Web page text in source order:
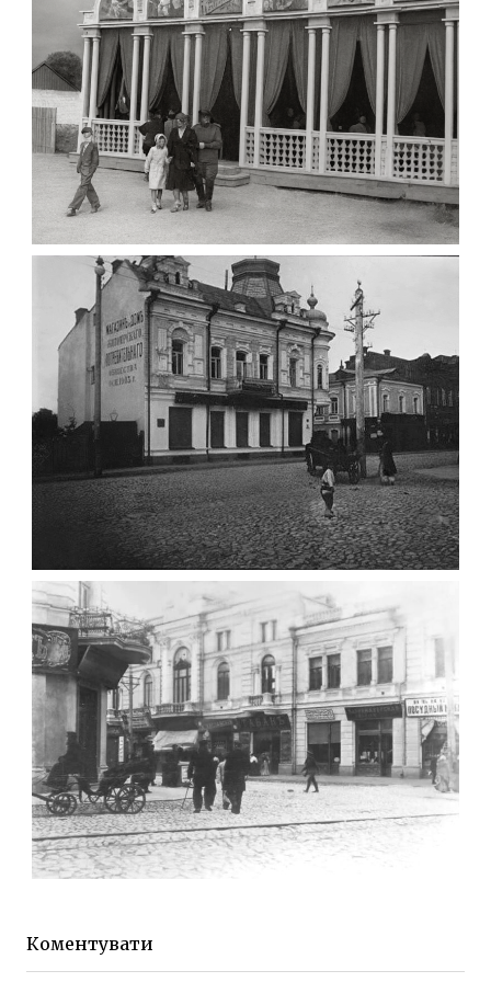
Leave a comment
ПАВІЛЬЙОН МОРОЗИВА ЖИТОМИР 1947
Фото Житомир (1945-
1960)
Leave a comment
ФОТО ЖИТОМИРА 1905 ВУЛ.
МИХАЙЛІВСЬКА-СКОРУЛЬСЬКОГО
Фото Житомира період
до 1917 року
Leave a comment
ЖИТОМИР МИХАЙЛІВСЬКА 1903 РОКУ
Коментувати